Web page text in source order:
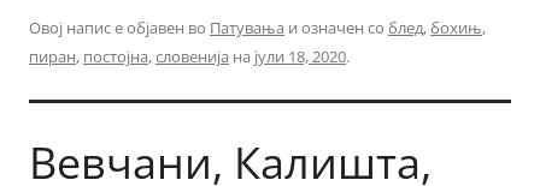
Овој напис е објавен во Патувања и означен со блед,бохињ,
пиран, постојна,словенија на јули 18, 2020.
Вевчани, Калишта,